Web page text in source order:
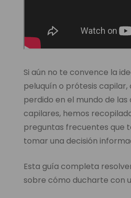
Si aún no te convence la
peluquín o prótesis capilar,
perdido en el mundo de
capilares, hemos
preguntas frecuentes que
tomar una decisión
Esta guía completa
sobre cómo ducharte con